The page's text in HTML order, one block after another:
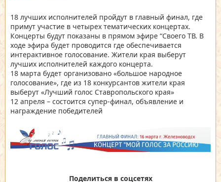
18 лучших исполнителей пройдут в главный финал, где
примут участие в четырех тематических концертах.
Концерты будут показаны в прямом эфире “Своего ТВ. В
ходе эфира будет проводится где обеспечивается
интерактивное голосование. Жители края выберут
лучших исполнителей каждого концерта.
18 марта будет организовано «большое народное
голосование», где из 18 конкурсантов жители края
выберут «Лучший голос Ставропольского края»
12 апреля – состоится супер-финал, объявление и
награждение победителей
Поделиться в соцсетях